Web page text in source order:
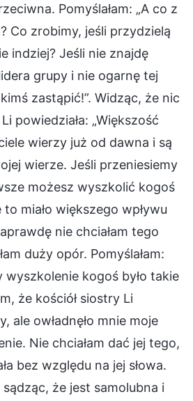
Pomyślałam: „A co z
Co zrobimy, jeśli przydzielą
indziej? Jeśli nie znajdę
grupy i nie ogarnę tej
zastąpić!”. Widząc, że nic
powiedziała: „Większość
wierzy już od dawna i są
wierze. Jeśli przeniesiemy
możesz wyszkolić kogoś
miało większego wpływu
nie chciałam tego
duży opór. Pomyślałam:
wyszkolenie kogoś było takie
że kościół siostry Li
ale owładnęło mnie moje
Nie chciałam dać jej tego,
bez względu na jej słowa.
sądząc, że jest samolubna i